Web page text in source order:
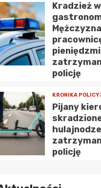
się
i
WYPADKI I
Agnieszka
Kradzież
policję
KRONIKA
Pijany
hulajnodze
policję